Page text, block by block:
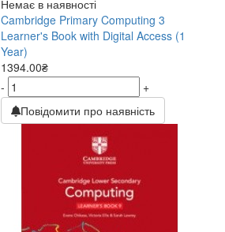
Немає в наявності
Cambridge Primary Computing 3
Learner's Book with Digital Access (1
Year)
1394.00₴
-
+
Повідомити про наявність